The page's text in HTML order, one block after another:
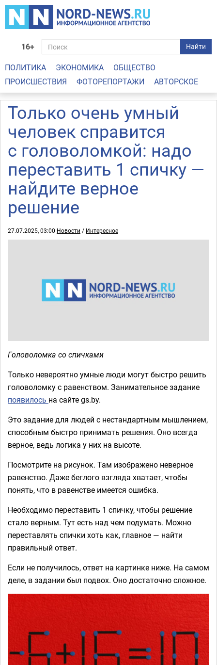
16+ Найти
ПОЛИТИКА ЭКОНОМИКА
ОБЩЕСТВО
ПРОИСШЕСТВИЯ
ФОТОРЕПОРТАЖИ АВТОРСКОЕ
Только очень умный
человек справится
с головоломкой: надо
переставить 1 спичку —
найдите верное
решение
27.07.2025, 03:00 Новости / Интересное
Головоломка со спичками
Только невероятно умные люди могут быстро решить
головоломку с равенством. Занимательное задание
появилось на сайте gs.by.
Это задание для людей с нестандартным мышлением,
способным быстро принимать решения. Оно всегда
верное, ведь логика у них на высоте.
Посмотрите на рисунок. Там изображено неверное
равенство. Даже беглого взгляда хватает, чтобы
понять, что в равенстве имеется ошибка.
Необходимо переставить 1 спичку, чтобы решение
стало верным. Тут есть над чем подумать. Можно
переставлять спички хоть как, главное — найти
правильный ответ.
Если не получилось, ответ на картинке ниже. На самом
деле, в задании был подвох. Оно достаточно сложное.